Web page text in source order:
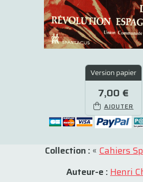
Version papier
7,00 €
AJOUTER
Collection : « Cahiers
Auteur-e :Henri